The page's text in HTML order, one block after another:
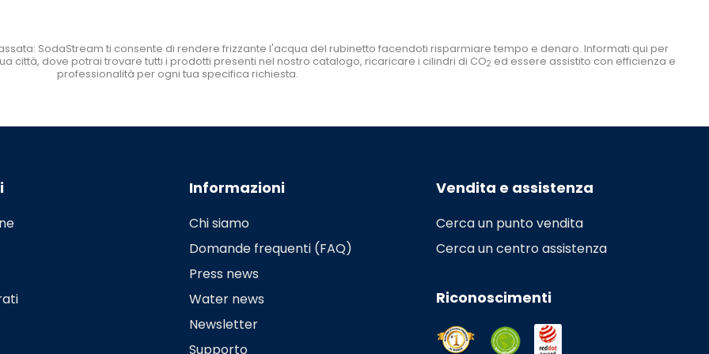
SodaStream ti consente di rendere frizzante l'acqua del rubinetto facendoti risparmiare tempo e denaro. Informati qui per
città, dove potrai trovare tutti i prodotti presenti nel nostro catalogo, ricaricare i cilindri di CO2 ed essere assistito con efficienza e
professionalità per ogni tua specifica richiesta.
Informazioni
Chi siamo
Domande frequenti (FAQ)
Press news
Water news
Newsletter
Supporto
Vendita e assistenza
Cerca un punto vendita
Cerca un centro assistenza
Riconoscimenti